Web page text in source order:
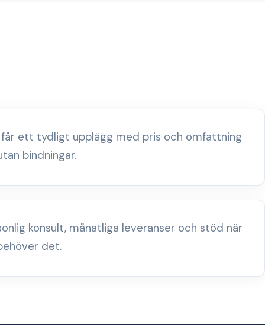
får ett tydligt upplägg med pris och omfattning
bindningar.
konsult, månatliga leveranser och stöd när
det.